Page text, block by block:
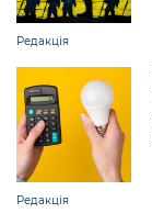
Редакція
Редакція